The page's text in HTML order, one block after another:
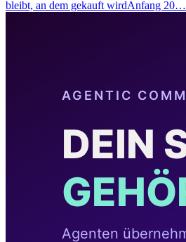
bleibt, an dem gekauft wirdAnfang 20…